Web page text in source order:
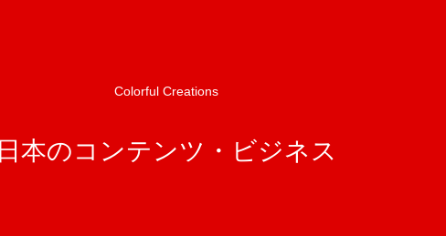
Colorful Creations
日本のコンテンツ・ビジネス